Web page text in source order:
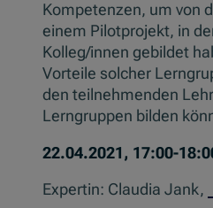
Kompetenzen, um von
einem Pilotprojekt, in
Kolleg/innen gebildet
Vorteile solcher
den teilnehmenden
Lerngruppen bilden
22.04.2021, 17:00-
Expertin: Claudia Jank,